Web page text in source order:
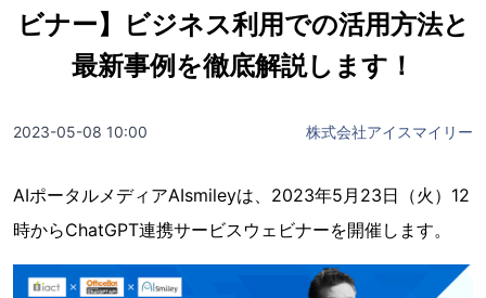
ビナー】ビジネス利用での活用方法と
最新事例を徹底解説します！
2023-05-08 10:00 株式会社アイスマイリー
AIポータルメディアAIsmileyは、2023年5月23日（火）12
時からChatGPT連携サービスウェビナーを開催します。